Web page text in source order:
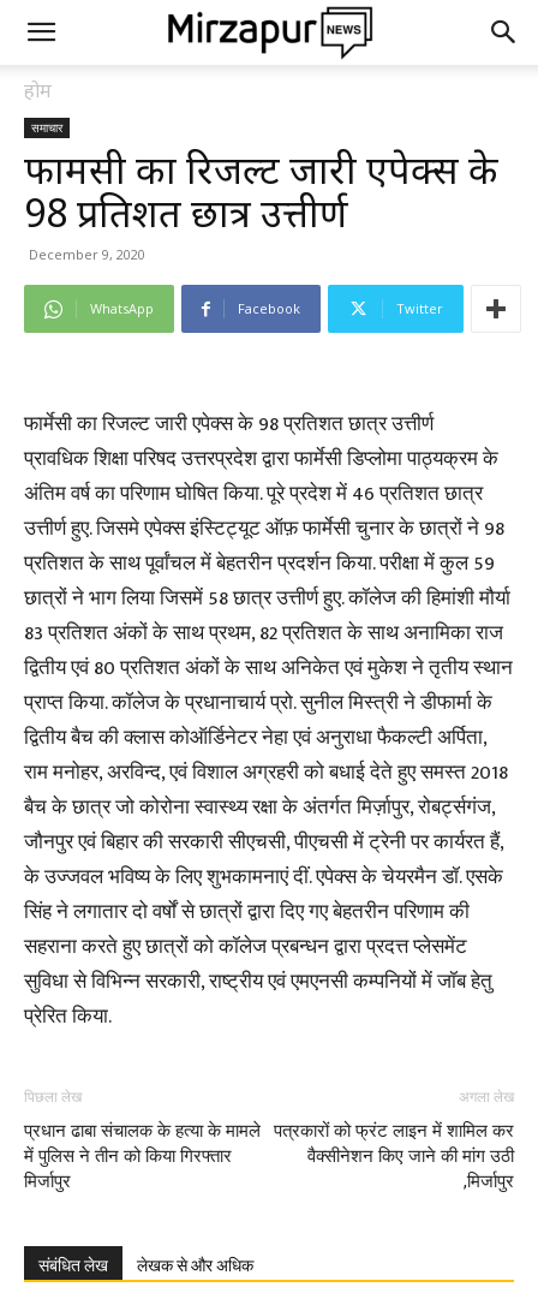
होम
समाचार
फार्मेसी का रिजल्ट जारी एपेक्स के
98 प्रतिशत छात्र उत्तीर्ण
December 9, 2020
WhatsApp Facebook Twitter
फार्मेसी का रिजल्ट जारी एपेक्स के 98 प्रतिशत छात्र उत्तीर्ण
प्रावधिक शिक्षा परिषद उत्तरप्रदेश द्वारा फार्मेसी डिप्लोमा पाठ्यक्रम के
अंतिम वर्ष का परिणाम घोषित किया. पूरे प्रदेश में 46 प्रतिशत छात्र
उत्तीर्ण हुए. जिसमे एपेक्स इंस्टिट्यूट ऑफ़ फार्मेसी चुनार के छात्रों ने 98
प्रतिशत के साथ पूर्वांचल में बेहतरीन प्रदर्शन किया. परीक्षा में कुल 59
छात्रों ने भाग लिया जिसमें 58 छात्र उत्तीर्ण हुए. कॉलेज की हिमांशी मौर्या
83 प्रतिशत अंकों के साथ प्रथम, 82 प्रतिशत के साथ अनामिका राज
द्वितीय एवं 80 प्रतिशत अंकों के साथ अनिकेत एवं मुकेश ने तृतीय स्थान
प्राप्त किया. कॉलेज के प्रधानाचार्य प्रो. सुनील मिस्त्री ने डीफार्मा के
द्वितीय बैच की क्लास कोऑर्डिनेटर नेहा एवं अनुराधा फैकल्टी अर्पिता,
राम मनोहर, अरविन्द, एवं विशाल अग्रहरी को बधाई देते हुए समस्त 2018
बैच के छात्र जो कोरोना स्वास्थ्य रक्षा के अंतर्गत मिर्ज़ापुर, रोबर्ट्सगंज,
जौनपुर एवं बिहार की सरकारी सीएचसी, पीएचसी में ट्रेनी पर कार्यरत हैं,
के उज्जवल भविष्य के लिए शुभकामनाएं दीं. एपेक्स के चेयरमैन डॉ. एसके
सिंह ने लगातार दो वर्षों से छात्रों द्वारा दिए गए बेहतरीन परिणाम की
सहराना करते हुए छात्रों को कॉलेज प्रबन्धन द्वारा प्रदत्त प्लेसमेंट
सुविधा से विभिन्न सरकारी, राष्ट्रीय एवं एमएनसी कम्पनियों में जॉब हेतु
प्रेरित किया.
पिछला लेख
प्रधान ढाबा संचालक के हत्या के मामले
में पुलिस ने तीन को किया गिरफ्तार
मिर्जापुर
अगला लेख
पत्रकारों को फ्रंट लाइन में शामिल कर
वैक्सीनेशन किए जाने की मांग उठी
,मिर्जापुर
संबंधित लेख लेखक से और अधिक